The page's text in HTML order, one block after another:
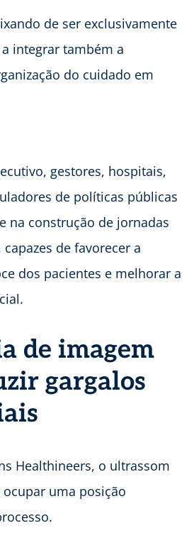
de ser exclusivamente
integrar também a
do cuidado em
gestores, hospitais,
de políticas públicas
na construção de jornadas
de favorecer a
dos pacientes e melhorar a
de imagem
gargalos
Healthineers, o ultrassom
uma posição